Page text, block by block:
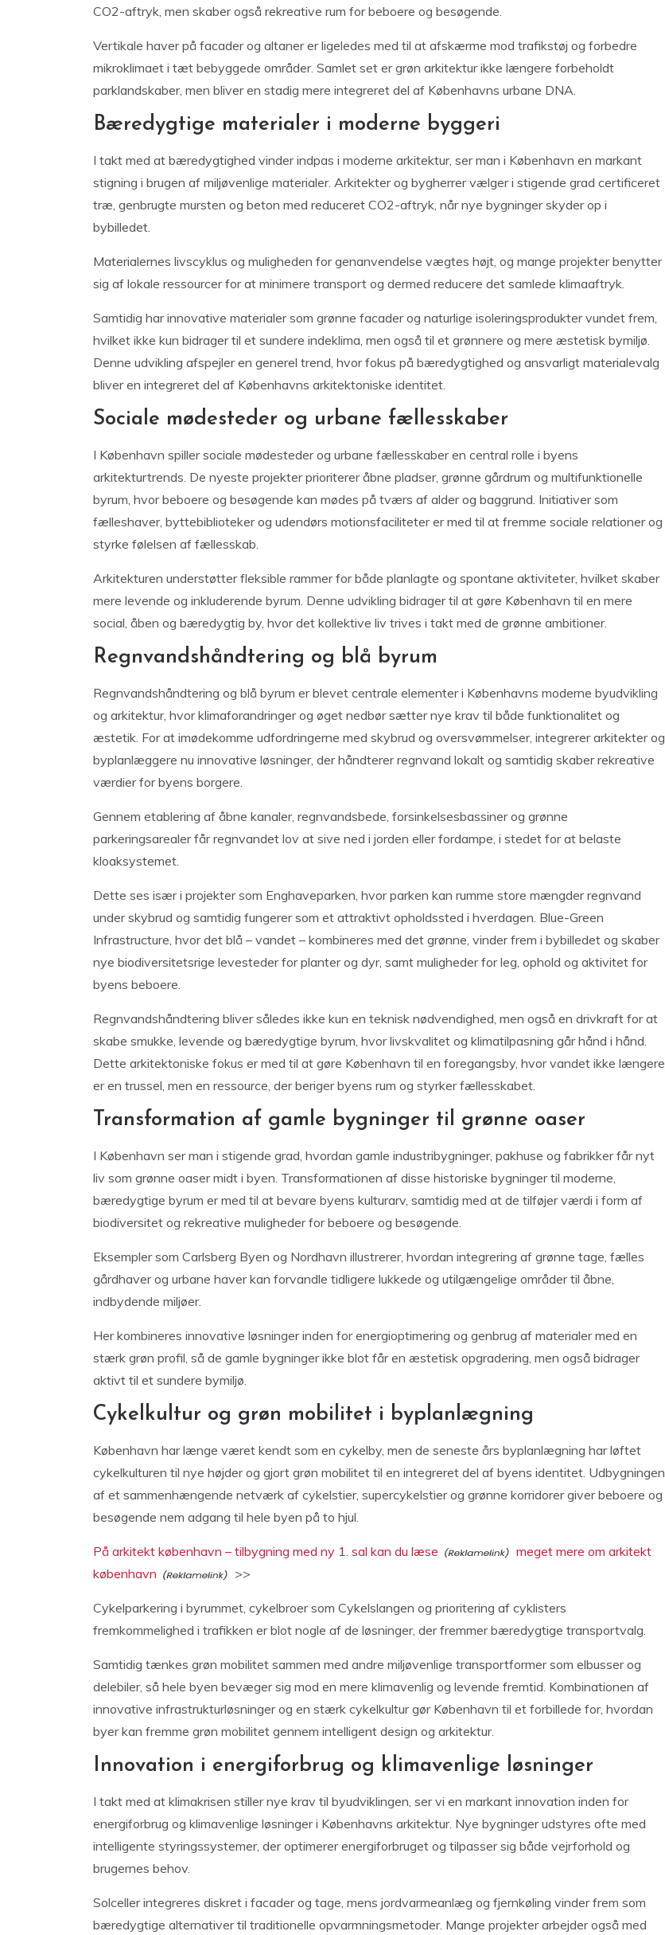
CO2-aftryk, men skaber også rekreative rum for beboere og besøgende.
Vertikale haver på facader og altaner er ligeledes med til at afskærme mod trafikstøj og forbedre
mikroklimaet i tæt bebyggede områder. Samlet set er grøn arkitektur ikke længere forbeholdt
parklandskaber, men bliver en stadig mere integreret del af Københavns urbane DNA.
Bæredygtige materialer i moderne byggeri
I takt med at bæredygtighed vinder indpas i moderne arkitektur, ser man i København en markant
stigning i brugen af miljøvenlige materialer. Arkitekter og bygherrer vælger i stigende grad certificeret
træ, genbrugte mursten og beton med reduceret CO2-aftryk, når nye bygninger skyder op i
bybilledet.
Materialernes livscyklus og muligheden for genanvendelse vægtes højt, og mange projekter benytter
sig af lokale ressourcer for at minimere transport og dermed reducere det samlede klimaaftryk.
Samtidig har innovative materialer som grønne facader og naturlige isoleringsprodukter vundet frem,
hvilket ikke kun bidrager til et sundere indeklima, men også til et grønnere og mere æstetisk bymiljø.
Denne udvikling afspejler en generel trend, hvor fokus på bæredygtighed og ansvarligt materialevalg
bliver en integreret del af Københavns arkitektoniske identitet.
Sociale mødesteder og urbane fællesskaber
I København spiller sociale mødesteder og urbane fællesskaber en central rolle i byens
arkitekturtrends. De nyeste projekter prioriterer åbne pladser, grønne gårdrum og multifunktionelle
byrum, hvor beboere og besøgende kan mødes på tværs af alder og baggrund. Initiativer som
fælleshaver, byttebiblioteker og udendørs motionsfaciliteter er med til at fremme sociale relationer og
styrke følelsen af fællesskab.
Arkitekturen understøtter fleksible rammer for både planlagte og spontane aktiviteter, hvilket skaber
mere levende og inkluderende byrum. Denne udvikling bidrager til at gøre København til en mere
social, åben og bæredygtig by, hvor det kollektive liv trives i takt med de grønne ambitioner.
Regnvandshåndtering og blå byrum
Regnvandshåndtering og blå byrum er blevet centrale elementer i Københavns moderne byudvikling
og arkitektur, hvor klimaforandringer og øget nedbør sætter nye krav til både funktionalitet og
æstetik. For at imødekomme udfordringerne med skybrud og oversvømmelser, integrerer arkitekter og
byplanlæggere nu innovative løsninger, der håndterer regnvand lokalt og samtidig skaber rekreative
værdier for byens borgere.
Gennem etablering af åbne kanaler, regnvandsbede, forsinkelsesbassiner og grønne
parkeringsarealer får regnvandet lov at sive ned i jorden eller fordampe, i stedet for at belaste
kloaksystemet.
Dette ses især i projekter som Enghaveparken, hvor parken kan rumme store mængder regnvand
under skybrud og samtidig fungerer som et attraktivt opholdssted i hverdagen. Blue-Green
Infrastructure, hvor det blå – vandet – kombineres med det grønne, vinder frem i bybilledet og skaber
nye biodiversitetsrige levesteder for planter og dyr, samt muligheder for leg, ophold og aktivitet for
byens beboere.
Regnvandshåndtering bliver således ikke kun en teknisk nødvendighed, men også en drivkraft for at
skabe smukke, levende og bæredygtige byrum, hvor livskvalitet og klimatilpasning går hånd i hånd.
Dette arkitektoniske fokus er med til at gøre København til en foregangsby, hvor vandet ikke længere
er en trussel, men en ressource, der beriger byens rum og styrker fællesskabet.
Transformation af gamle bygninger til grønne oaser
I København ser man i stigende grad, hvordan gamle industribygninger, pakhuse og fabrikker får nyt
liv som grønne oaser midt i byen. Transformationen af disse historiske bygninger til moderne,
bæredygtige byrum er med til at bevare byens kulturarv, samtidig med at de tilføjer værdi i form af
biodiversitet og rekreative muligheder for beboere og besøgende.
Eksempler som Carlsberg Byen og Nordhavn illustrerer, hvordan integrering af grønne tage, fælles
gårdhaver og urbane haver kan forvandle tidligere lukkede og utilgængelige områder til åbne,
indbydende miljøer.
Her kombineres innovative løsninger inden for energioptimering og genbrug af materialer med en
stærk grøn profil, så de gamle bygninger ikke blot får en æstetisk opgradering, men også bidrager
aktivt til et sundere bymiljø.
Cykelkultur og grøn mobilitet i byplanlægning
København har længe været kendt som en cykelby, men de seneste års byplanlægning har løftet
cykelkulturen til nye højder og gjort grøn mobilitet til en integreret del af byens identitet. Udbygningen
af et sammenhængende netværk af cykelstier, supercykelstier og grønne korridorer giver beboere og
besøgende nem adgang til hele byen på to hjul.
På arkitekt københavn – tilbygning med ny 1. sal kan du læse
meget mere om arkitekt
københavn
>>
Cykelparkering i byrummet, cykelbroer som Cykelslangen og prioritering af cyklisters
fremkommelighed i trafikken er blot nogle af de løsninger, der fremmer bæredygtige transportvalg.
Samtidig tænkes grøn mobilitet sammen med andre miljøvenlige transportformer som elbusser og
delebiler, så hele byen bevæger sig mod en mere klimavenlig og levende fremtid. Kombinationen af
innovative infrastrukturløsninger og en stærk cykelkultur gør København til et forbillede for, hvordan
byer kan fremme grøn mobilitet gennem intelligent design og arkitektur.
Innovation i energiforbrug og klimavenlige løsninger
I takt med at klimakrisen stiller nye krav til byudviklingen, ser vi en markant innovation inden for
energiforbrug og klimavenlige løsninger i Københavns arkitektur. Nye bygninger udstyres ofte med
intelligente styringssystemer, der optimerer energiforbruget og tilpasser sig både vejrforhold og
brugernes behov.
Solceller integreres diskret i facader og tage, mens jordvarmeanlæg og fjernkøling vinder frem som
bæredygtige alternativer til traditionelle opvarmningsmetoder. Mange projekter arbejder også med